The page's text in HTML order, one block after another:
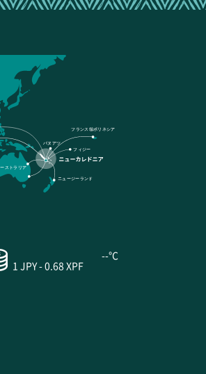
フランス領ポリネシア
フィジー
ニュージーランド
ストラリア
バヌアツ
1 JPY - 0.68 XPF
--°C